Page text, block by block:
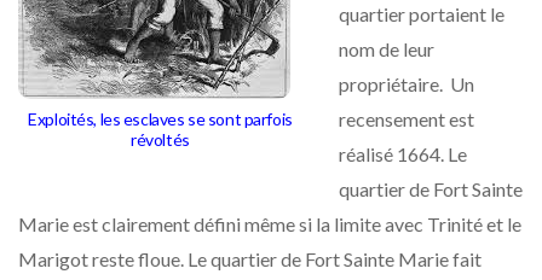
Exploités, les esclaves se sont parfois
révoltés
quartier portaient le
nom de leur
propriétaire. Un
recensement est
réalisé 1664. Le
quartier de Fort Sainte
Marie est clairement défini même si la limite avec Trinité et le
Marigot reste floue. Le quartier de Fort Sainte Marie fait